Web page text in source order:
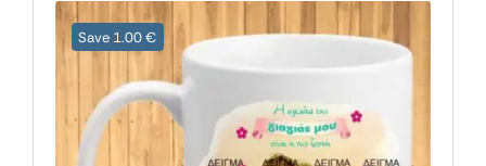
Save 1.00 €